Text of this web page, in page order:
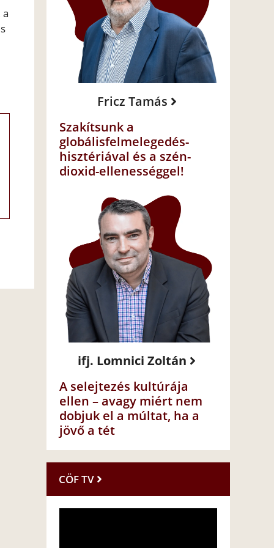
Fricz Tamás
Szakítsunk a
globálisfelmelegedés-
hisztériával és a szén-
dioxid-ellenességgel!
ifj. Lomnici Zoltán
A selejtezés kultúrája
ellen – avagy miért nem
dobjuk el a múltat, ha a
jövő a tét
CÖF TV